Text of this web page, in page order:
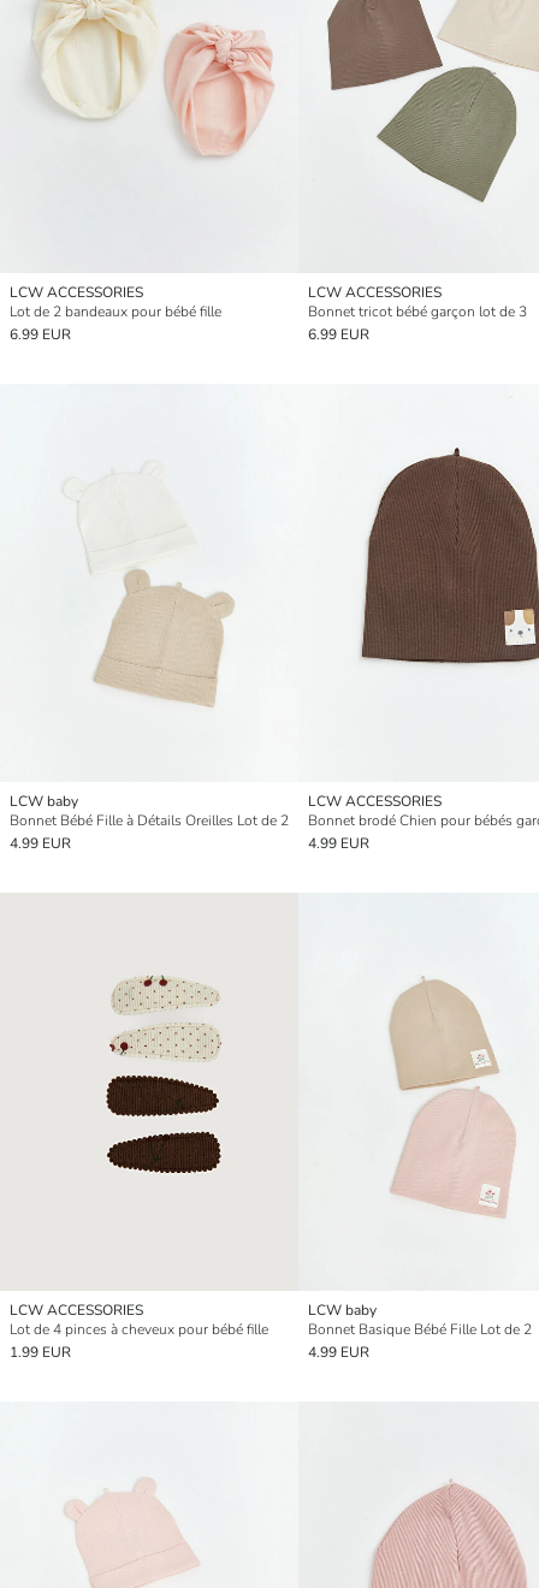
LCW ACCESSORIES
Lot de 2 bandeaux pour bébé fille
6.99 EUR
LCW ACCESSORIES
Bonnet tricot bébé garçon lot de 3
6.99 EUR
LCW baby
Bonnet Bébé Fille à Détails Oreilles Lot de 2
4.99 EUR
LCW ACCESSORIES
Bonnet brodé Chien pour bébés
4.99 EUR
LCW ACCESSORIES
Lot de 4 pinces à cheveux pour bébé fille
1.99 EUR
LCW baby
Bonnet Basique Bébé Fille Lot de 2
4.99 EUR